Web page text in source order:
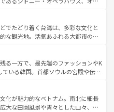
なお、新着のアメリカ
を参照してほしい。
訪れる人々を迎えてくれるハワイの
ルフードやハワイアンミュージッ
スなど、すべてがハワイの魅力を彩
、新着のハワイ情報
照してほしい。
部にそびえるウルル（エアーズロッ
しい原生林やケアンズの熱帯雨林な
ん。また、カフェやワイン、オージ
も充実しており、サーフィンやダイ
ど、アウトドア好きにはたまらな
多彩な魅力を存分に味わいつくそ
でたどり着く台湾は、多彩な文化と
な観光地。活気あふれる大都市の台
帯である台湾東部など、都市の喧騒
しており、訪れる人に新しい発見と
る。また、奥深い台湾の食文化も魅
イーツなど、バラエティ豊かな料理
。 なお、新着の台湾情報は コンテンツ一覧を参
る一方で、最先端のファッションやK
いる韓国。首都ソウルの宮殿や伝統
ば四季折々の自然美を楽しむことが
チや焼肉、絶品のストリートフード
料理が待っている。夜には、韓国な
化が魅力的なベトナム。南北に細長
大な田園風景や青々とした山々、世